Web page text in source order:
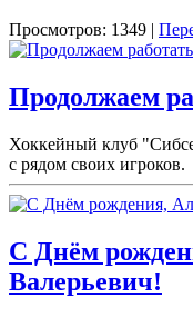
Просмотров: 1349 |
Продолжаем
Хоккейный клуб
с рядом своих игроков.
С Днём
Валерьевич!